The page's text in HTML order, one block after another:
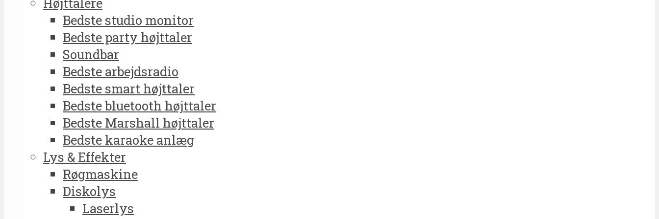
Bedste studio monitor
Bedste party højttaler
Soundbar
Bedste arbejdsradio
Bedste smart højttaler
Bedste bluetooth højttaler
Bedste Marshall højttaler
Bedste karaoke anlæg
Lys & Effekter
Røgmaskine
Diskolys
Laserlys